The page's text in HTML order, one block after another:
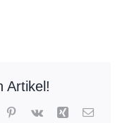
Artikel!
Pinterest
Vk Xing E-